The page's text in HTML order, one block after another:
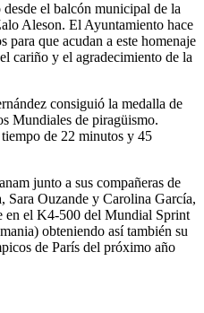
el balcón municipal de la
Aleson. El Ayuntamiento hace
para que acudan a este homenaje
cariño y el agradecimiento de la
consiguió la medalla de
Mundiales de piragüismo.
de 22 minutos y 45
junto a sus compañeras de
Sara Ouzande y Carolina García,
en el K4-500 del Mundial Sprint
obteniendo así también su
de París del próximo año